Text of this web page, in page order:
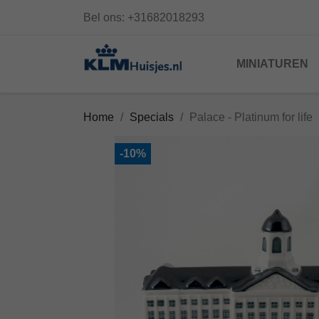
Bel ons: +31682018293
MINIATUREN
Home Specials Palace - Platinum for life
-10%